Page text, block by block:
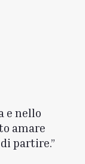
e nello
amare
partire.